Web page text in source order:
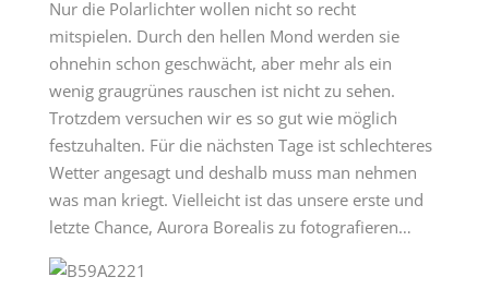
Nur die Polarlichter wollen nicht so recht
mitspielen. Durch den hellen Mond werden sie
ohnehin schon geschwächt, aber mehr als ein
wenig graugrünes rauschen ist nicht zu sehen.
Trotzdem versuchen wir es so gut wie möglich
festzuhalten. Für die nächsten Tage ist schlechteres
Wetter angesagt und deshalb muss man nehmen
was man kriegt. Vielleicht ist das unsere erste und
letzte Chance, Aurora Borealis zu fotografieren…